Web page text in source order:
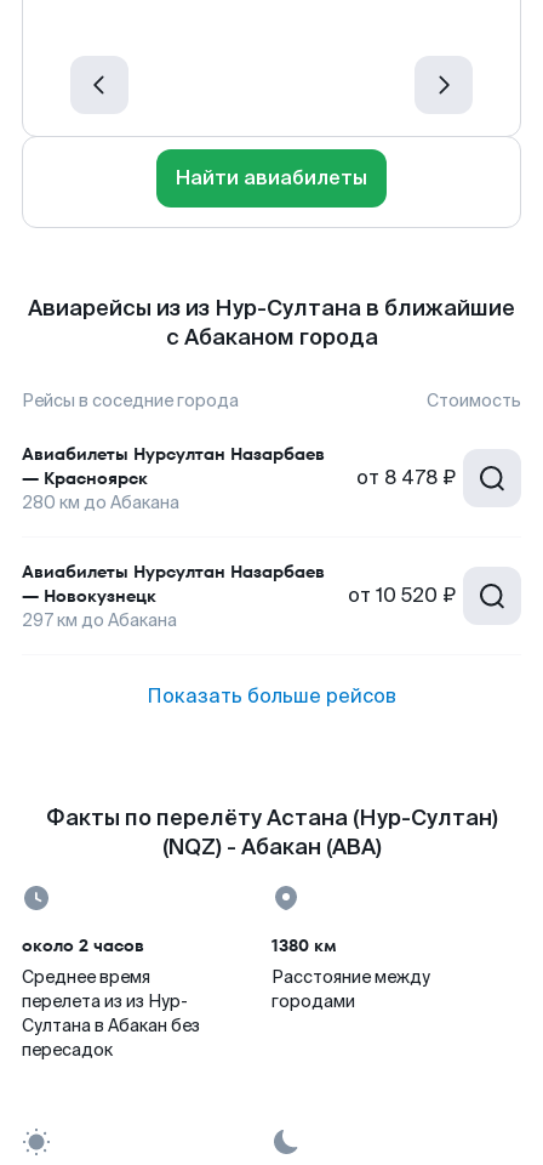
Найти авиабилеты
Авиарейсы из из Нур-Султана в ближайшие
с Абаканом города
Рейсы в соседние города Стоимость
Авиабилеты Нурсултан Назарбаев
— Красноярск
280 км до Абакана
от 8 478 ₽
Авиабилеты Нурсултан Назарбаев
— Новокузнецк
297км до Абакана
от 10 520 ₽
Показать больше рейсов
Факты по перелёту Астана (Нур-Султан)
(NQZ) - Абакан (ABA)
около 2 часов
Среднее время
перелета из из Нур-
Султана в Абакан без
пересадок
1380 км
Расстояние между
городами